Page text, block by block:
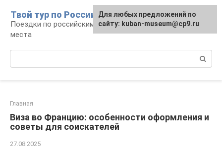
контенту
Твой тур по России
Поездки по российским городам, маршруты и
места
Главная
Виза во Францию: особенности оформления и
советы для соискателей
27.08.2025
Для любых предложений по
сайту: kuban-museum@cp9.ru